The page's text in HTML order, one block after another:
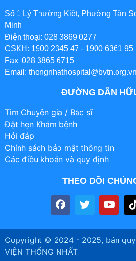
Số 1 Lý Thường Kiệt, Phường Tân
Minh
Điện thoại: 028 3869 0277
CSKH: 1900 2345 47 - 1900 6361 95
Fax: 028 3865 6715
Email: thongnhathospital@bvtn.org.vn
ĐƯỜNG DẪN
Tìm Chuyên gia / Bác sĩ
Đặt hẹn Khám bệnh
Hỏi đáp
Chính sách bảo mật thông tin
Các điều khoản và quy định
THEO DÕI
Copyright © 2024 - 2025, bản
VIỆN THỐNG NHẤT.